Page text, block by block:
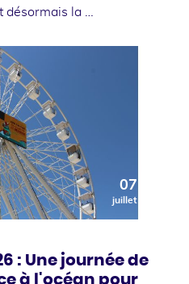
la …
07
juillet
: Une journée de
à l'océan pour